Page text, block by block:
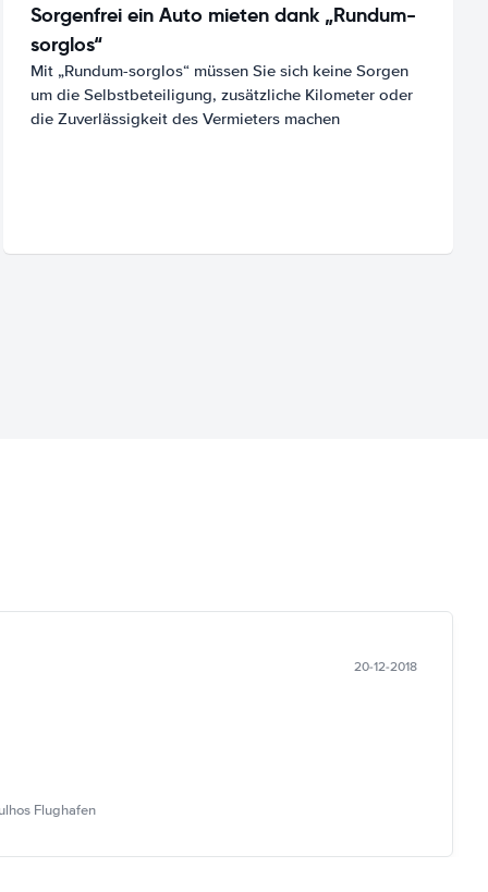
Sorgenfrei ein Auto mieten dank „Rundum-
sorglos“
Mit „Rundum-sorglos“ müssen Sie sich keine Sorgen
um die Selbstbeteiligung, zusätzliche Kilometer oder
die Zuverlässigkeit des Vermieters machen
20-12-2018
Flughafen